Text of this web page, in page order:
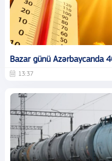
Bazar günü Azərbaycanda
13:37